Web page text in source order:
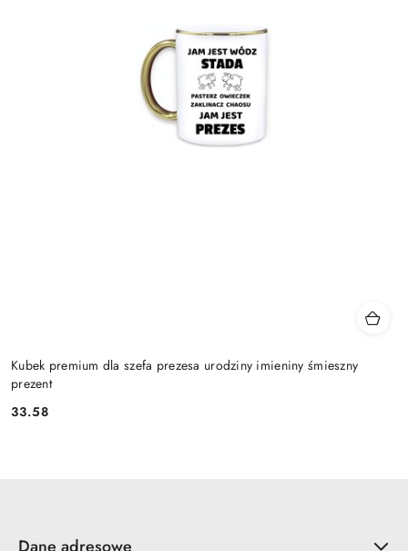
Kubek premium dla szefa prezesa urodziny imieniny śmieszny
prezent
Cena:
33.58